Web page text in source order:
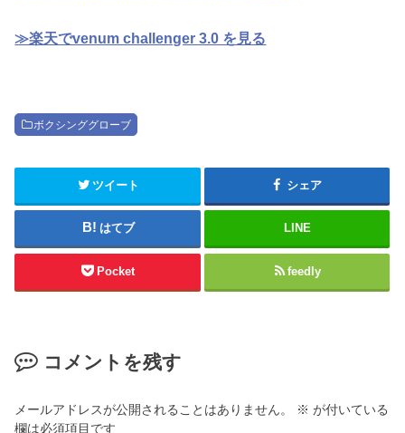
≫楽天でvenum challenger 3.0 を見る
ボクシンググローブ
ツイート シェア
はてブ LINE
Pocket feedly
コメントを残す
メールアドレスが公開されることはありません。 ※ が付いている
欄は必須項目です